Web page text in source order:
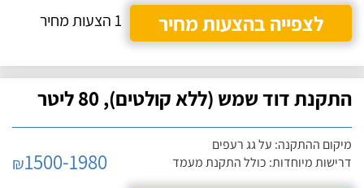
לצפייה בהצעות מחיר
1 הצעות מחיר
התקנת דוד שמש (ללא קולטים), 80 ליטר
מיקום ההתקנה: על גג רעפים
דרישות מיוחדות: כולל התקנת מעמד
₪1500-1980